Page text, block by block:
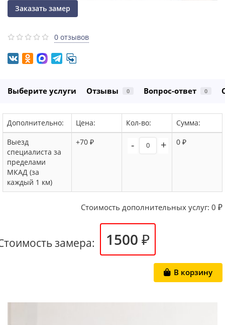
Заказать замер
0 отзывов
Выберите услуги Отзывы 0 Вопрос-ответ 0
Дополнительно: Цена: Кол-во:
Сумма:
Выезд
специалиста за
пределами
МКАД (за
каждый 1 км)
+70 ₽ - + 0 ₽
Стоимость дополнительных услуг: 0 ₽
замера: 1500 ₽
В корзину